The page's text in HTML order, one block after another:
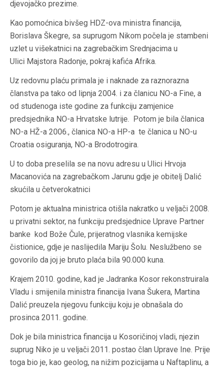
djevojačko prezime.
Kao pomoćnica bivšeg HDZ-ova ministra financija,
Borislava Škegre, sa suprugom Nikom počela je stambeni
uzlet u višekatnici na zagrebačkim Srednjacima u
Ulici Majstora Radonje, pokraj kafića Afrika.
Uz redovnu plaću primala je i naknade za raznorazna
članstva pa tako od lipnja 2004. i za članicu NO-a Fine, a
od studenoga iste godine za funkciju zamjenice
predsjednika NO-a Hrvatske lutrije. Potom je bila članica
NO-a HŽ-a 2006., članica NO-a HP-a te članica u NO-u
Croatia osiguranja, NO-a Brodotrogira.
U to doba preselila se na novu adresu u Ulici Hrvoja
Macanovića na zagrebačkom Jarunu gdje je obitelj Dalić
skućila u četverokatnici
Potom je aktualna ministrica otišla nakratko u veljači 2008.
u privatni sektor, na funkciju predsjednice Uprave Partner
banke kod Bože Čule, prijeratnog vlasnika kemijske
čistionice, gdje je naslijedila Mariju Šolu. Neslužbeno se
govorilo da joj je bruto plaća bila 90.000 kuna.
Krajem 2010. godine, kad je Jadranka Kosor rekonstruirala
Vladu i smijenila ministra financija Ivana Šukera, Martina
Dalić preuzela njegovu funkciju koju je obnašala do
prosinca 2011. godine.
Dok je bila ministrica financija u Kosoričinoj vladi, njezin
suprug Niko je u veljači 2011. postao član Uprave Ine. Prije
toga bio je, kao geolog, na nižim pozicijama u Naftaplinu, a